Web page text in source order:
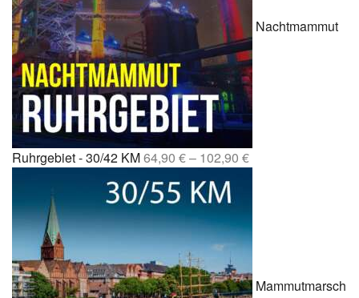
Nachtmammut
Ruhrgebiet - 30/42 KM64,90 €– 102,90 €
Mammutmarsch